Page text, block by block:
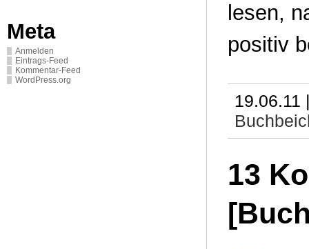
Meta
Anmelden
Eintrags-Feed
Kommentar-Feed
WordPress.org
lesen,
positiv
19.06.11
13